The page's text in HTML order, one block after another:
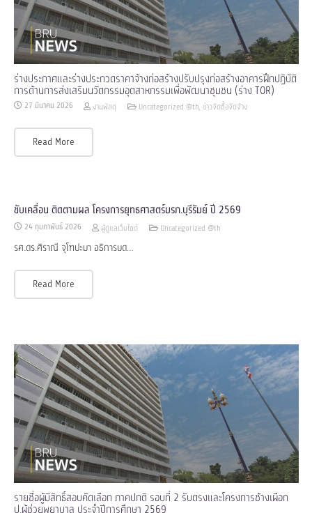
ร่างประกาศและร่างประกวดราคาจ้างก่อสร้างปรับปรุงก่อสร้างอาคารฝึกปฏิบัติ
การด้านการส่งเสริมนวัตกรรมอุตสาหกรรมเพื่อพัฒนาชุมชน (ร่าง TOR)
27 มีนาคม 2026 งานพัสดุ Uncategorized @th, ข่าวจัดซื้อจัดจ้าง
Read More
ขับเคลื่อน ติดตามผล โครงการยุทธศาสตร์มรภ.บุรีรัมย์ ปี 2569
24 กุมภาพันธ์ 2026 ผู้ดูแลเว็บไซต์ Uncategorized @th
รศ.ดร.ศิราณี จุโฑปะมา อธิการบด…
Read More
รายชื่อผู้มีสิทธิ์สอบคัดเลือก ภาคปกติ รอบที่ 2 รับตรงและโครงการช้างเผือก
ป.ผู้ช่วยพยาบาล ประจำปีการศึกษา 2569